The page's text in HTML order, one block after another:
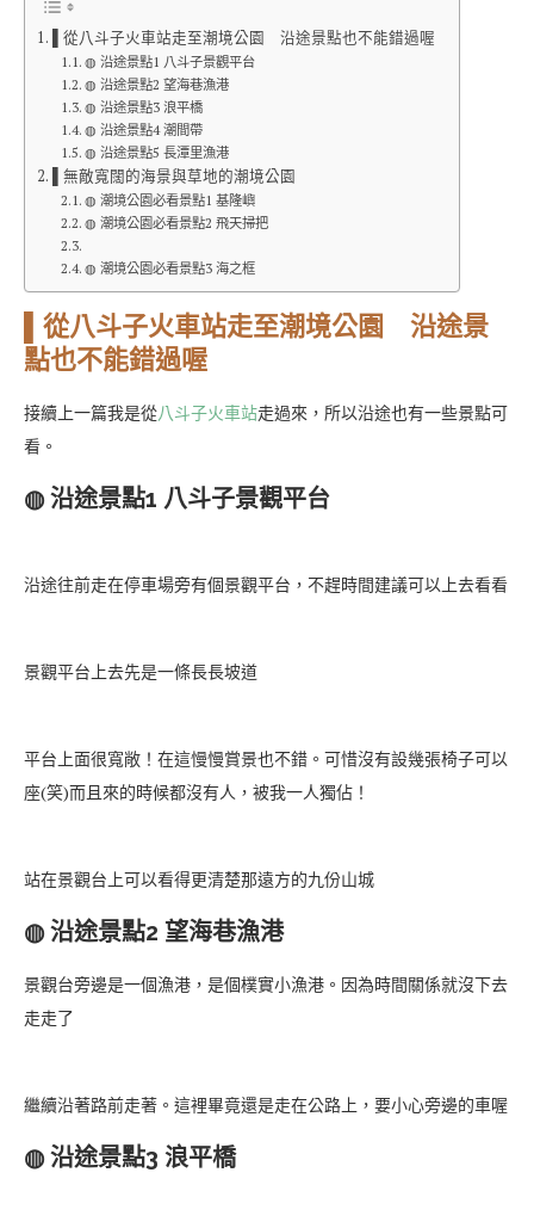
▌從八斗子火車站走至潮境公園 沿途景點也不能錯過喔
◍ 沿途景點1 八斗子景觀平台
◍ 沿途景點2 望海巷漁港
◍ 沿途景點3 浪平橋
◍ 沿途景點4 潮間帶
◍ 沿途景點5 長潭里漁港
▌無敵寬闊的海景與草地的潮境公園
◍ 潮境公園必看景點1 基隆嶼
◍ 潮境公園必看景點2 飛天掃把
◍ 潮境公園必看景點3 海之框
▌從八斗子火車站走至潮境公園 沿途景
點也不能錯過喔
接續上一篇我是從八斗子火車站走過來，所以沿途也有一些景點可
看。
◍ 沿途景點1 八斗子景觀平台
沿途往前走在停車場旁有個景觀平台，不趕時間建議可以上去看看
景觀平台上去先是一條長長坡道
平台上面很寬敞！在這慢慢賞景也不錯。可惜沒有設幾張椅子可以
座(笑)而且來的時候都沒有人，被我一人獨佔！
站在景觀台上可以看得更清楚那遠方的九份山城
◍ 沿途景點2 望海巷漁港
景觀台旁邊是一個漁港，是個樸實小漁港。因為時間關係就沒下去
走走了
繼續沿著路前走著。這裡畢竟還是走在公路上，要小心旁邊的車喔
◍ 沿途景點3 浪平橋